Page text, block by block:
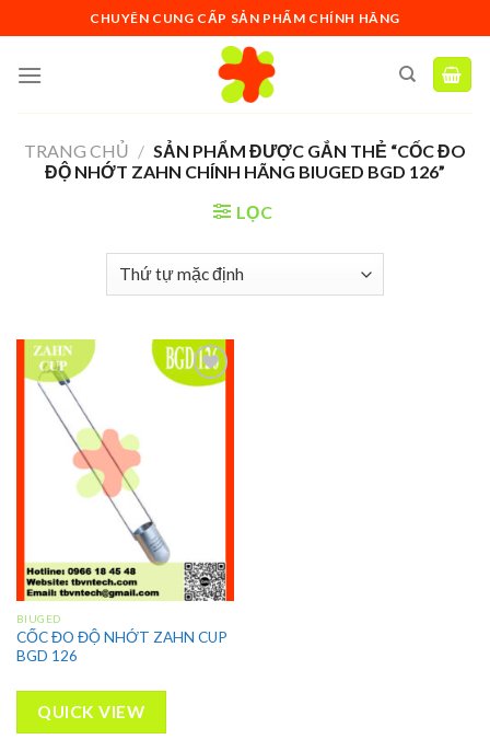
to
content
CHUYÊN CUNG CẤP SẢN PHẨM CHÍNH HÃNG
TRANG CHỦ / SẢN PHẨM ĐƯỢC GẮN THẺ “CỐC ĐO
ĐỘ NHỚT ZAHN CHÍNH HÃNG BIUGED BGD 126”
LỌC
BIUGED
CỐC ĐO ĐỘ NHỚT ZAHN CUP
BGD 126
QUICK VIEW